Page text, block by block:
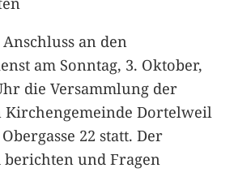
an den
am Sonntag, 3. Oktober,
die Versammlung der
Kirchengemeinde Dortelweil
22 statt. Der
und Fragen